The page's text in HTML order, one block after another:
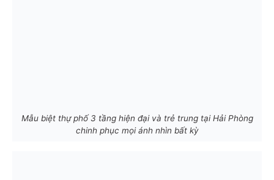
Mẫu biệt thự phố 3 tầng hiện đại và trẻ trung tại Hải Phòng
chinh phục mọi ánh nhìn bất kỳ